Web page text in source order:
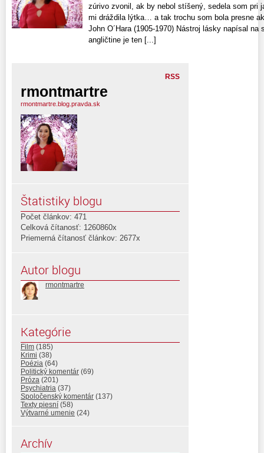
zúrivo zvonil, ak by nebol stíšený, sedela som pri
mi dráždila lýtka… a tak trochu som bola presne
John O´Hara (1905-1970) Nástroj lásky napísal
angličtine je ten [...]
RSS
rmontmartre
rmontmartre.blog.pravda.sk
Štatistiky blogu
Počet článkov: 471
Celková čítanosť: 1260860x
Priemerná čítanosť článkov: 2677x
Autor blogu
rmontmartre
Kategórie
Film (185)
Krimi (38)
Poézia (64)
Politický komentár (69)
Próza (201)
Psychiatria (37)
Spoločenský komentár (137)
Texty piesní (58)
Výtvarné umenie (24)
Archív